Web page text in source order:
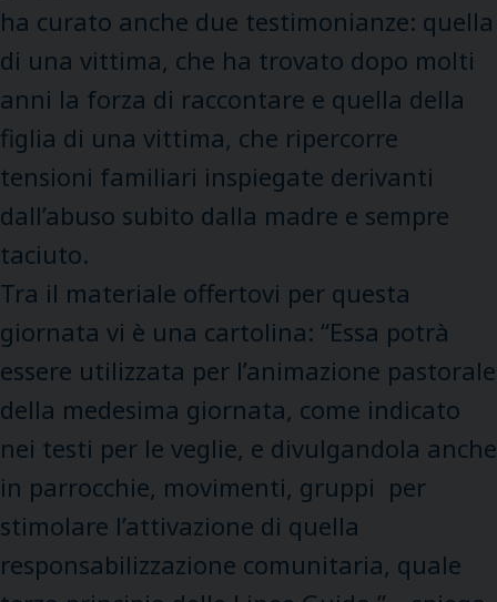
ha curato anche due testimonianze: quella
di una vittima, che ha trovato dopo molti
anni la forza di raccontare e quella della
figlia di una vittima, che ripercorre
tensioni familiari inspiegate derivanti
dall’abuso subito dalla madre e sempre
taciuto.
Tra il materiale offertovi per questa
giornata vi è una cartolina: “Essa potrà
essere utilizzata per l’animazione pastorale
della medesima giornata, come indicato
nei testi per le veglie, e divulgandola anche
in parrocchie, movimenti, gruppi per
stimolare l’attivazione di quella
responsabilizzazione comunitaria, quale